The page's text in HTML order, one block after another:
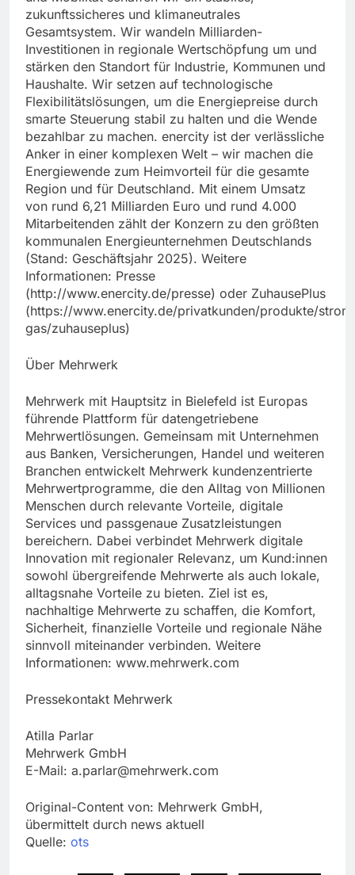
zukunftssicheres und klimaneutrales
Gesamtsystem. Wir wandeln Milliarden-
Investitionen in regionale Wertschöpfung um und
stärken den Standort für Industrie, Kommunen und
Haushalte. Wir setzen auf technologische
Flexibilitätslösungen, um die Energiepreise durch
smarte Steuerung stabil zu halten und die Wende
bezahlbar zu machen. enercity ist der verlässliche
Anker in einer komplexen Welt – wir machen die
Energiewende zum Heimvorteil für die gesamte
Region und für Deutschland. Mit einem Umsatz
von rund 6,21 Milliarden Euro und rund 4.000
Mitarbeitenden zählt der Konzern zu den größten
kommunalen Energieunternehmen Deutschlands
(Stand: Geschäftsjahr 2025). Weitere
Informationen: Presse
(http://www.enercity.de/presse) oder ZuhausePlus
(https://www.enercity.de/privatkunden/produkte/
gas/zuhauseplus)
Über Mehrwerk
Mehrwerk mit Hauptsitz in Bielefeld ist Europas
führende Plattform für datengetriebene
Mehrwertlösungen. Gemeinsam mit Unternehmen
aus Banken, Versicherungen, Handel und weiteren
Branchen entwickelt Mehrwerk kundenzentrierte
Mehrwertprogramme, die den Alltag von Millionen
Menschen durch relevante Vorteile, digitale
Services und passgenaue Zusatzleistungen
bereichern. Dabei verbindet Mehrwerk digitale
Innovation mit regionaler Relevanz, um Kund:innen
sowohl übergreifende Mehrwerte als auch lokale,
alltagsnahe Vorteile zu bieten. Ziel ist es,
nachhaltige Mehrwerte zu schaffen, die Komfort,
Sicherheit, finanzielle Vorteile und regionale Nähe
sinnvoll miteinander verbinden. Weitere
Informationen: www.mehrwerk.com
Pressekontakt Mehrwerk
Atilla Parlar
Mehrwerk GmbH
E-Mail: a.parlar@mehrwerk.com
Original-Content von: Mehrwerk GmbH,
übermittelt durch news aktuell
Quelle: ots